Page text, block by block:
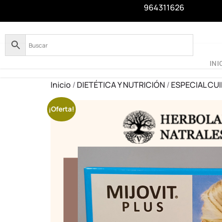
964311626
Inicio /DIETÉTICA Y NUTRICIÓN /ESPECIAL
¡Oferta!